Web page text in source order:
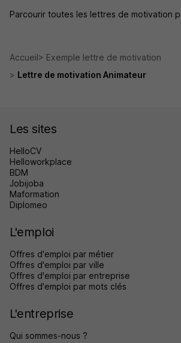
Parcourir toutes les lettres de motivation
Accueil
Exemple lettre de motivation
Lettre de motivation Animateur
Les sites
HelloCV
Helloworkplace
BDM
Jobijoba
Maformation
Diplomeo
L'emploi
Offres d'emploi par métier
Offres d'emploi par ville
Offres d'emploi par entreprise
Offres d'emploi par mots clés
L'entreprise
Qui sommes-nous ?